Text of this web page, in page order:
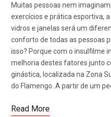
Muitas pessoas nem
exercícios e prática esportiva,
vidros e janelas será um
conforto de todas as pessoas
isso? Porque com o insulfilme
melhoria destes fatores junto
ginástica, localizada na Zona
do Flamengo. A partir de um
Read More